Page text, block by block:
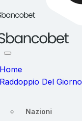
Home
Raddoppio Del Giorno
Nazioni